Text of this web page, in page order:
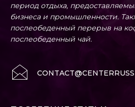
период отдыха,
бизнеса и промышленности.
послеобеденный перерыв на
послеобеденный чай.